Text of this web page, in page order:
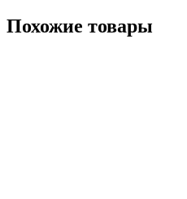
Похожие товары